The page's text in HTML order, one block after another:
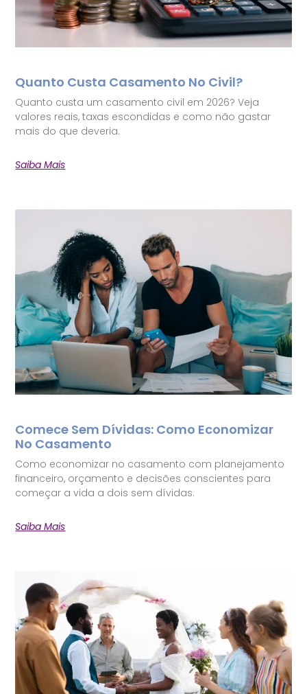
Quanto Custa Casamento No Civil?
Quanto custa um casamento civil em 2026? Veja
valores reais, taxas escondidas e como não gastar
mais do que deveria.
Saiba Mais
Comece Sem Dívidas: Como Economizar
No Casamento
Como economizar no casamento com planejamento
financeiro, orçamento e decisões conscientes para
começar a vida a dois sem dívidas.
Saiba Mais